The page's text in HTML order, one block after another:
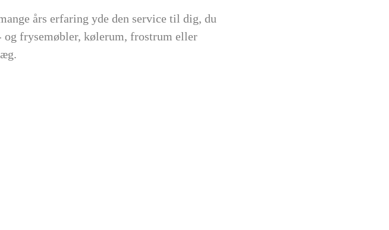
års erfaring yde den service til dig, du
og frysemøbler, kølerum, frostrum eller